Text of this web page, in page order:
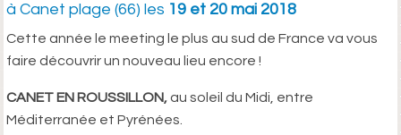
à Canet plage (66) les 19 et 20 mai 2018
Cette année le meeting le plus au sud de France va vous
faire découvrir un nouveau lieu encore !
CANET EN ROUSSILLON,au soleil du Midi, entre
Méditerranée et Pyrénées.